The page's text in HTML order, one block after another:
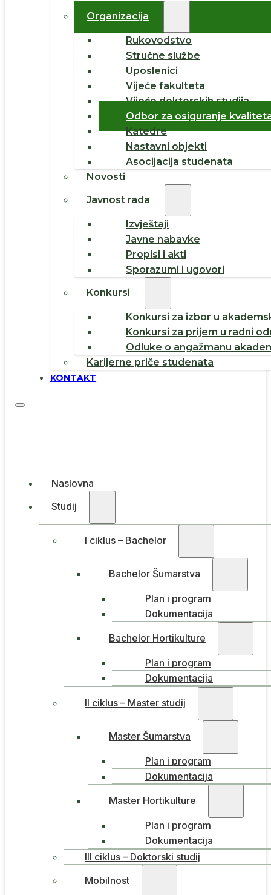
Organizacija
Rukovodstvo
Stručne službe
Uposlenici
Vijeće fakulteta
Vijeće doktorskih studija
Odbor za osiguranje
Katedre
Nastavni objekti
Asocijacija studenata
Novosti
Javnost rada
Izvještaji
Javne nabavke
Propisi i akti
Sporazumi i ugovori
Konkursi
Konkursi za izbor u
Konkursi za prijem u radni
Odluke o angažmanu
Karijerne priče studenata
KONTAKT
Naslovna
Studij
I ciklus – Bachelor
Bachelor Šumarstva
Plan i program
Dokumentacija
Bachelor Hortikulture
Plan i program
Dokumentacija
II ciklus – Master studij
Master Šumarstva
Plan i program
Dokumentacija
Master Hortikulture
Plan i program
Dokumentacija
III ciklus – Doktorski studij
Mobilnost